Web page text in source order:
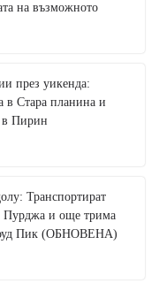
на възможното
през уикенда:
в Стара планина и
в Пирин
Транспортират
Пурджа и още трима
Пик (ОБНОВЕНА)